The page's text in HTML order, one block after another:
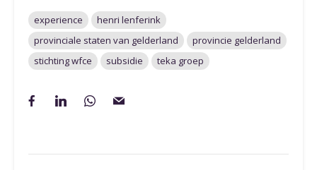
experience
henri lenferink
provinciale staten van gelderland
provincie gelderland
stichting wfce
subsidie teka groep